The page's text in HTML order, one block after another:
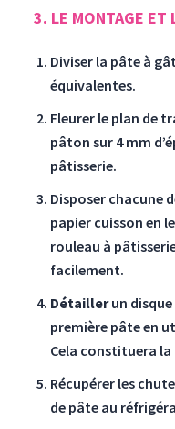
3. LE MONTAGE ET
Diviser la pâte à
équivalentes.
Fleurer le plan de
pâton sur 4 mm
pâtisserie.
Disposer chacune
papier cuisson en
rouleau à
facilement.
Détaillerun disque
première pâte en
Cela constituera
Récupérer les
de pâte au